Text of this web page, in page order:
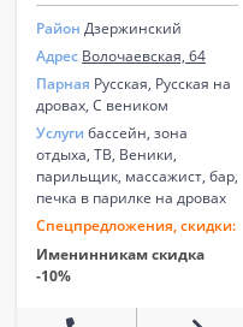
Район Дзержинский
Адрес Волочаевская, 64
Парная Русская, Русская на
дровах, С веником
Услуги бассейн, зона
отдыха, ТВ, Веники,
парильщик, массажист, бар,
печка в парилке на дровах
Спецпредложения, скидки:
Именинникам скидка
-10%